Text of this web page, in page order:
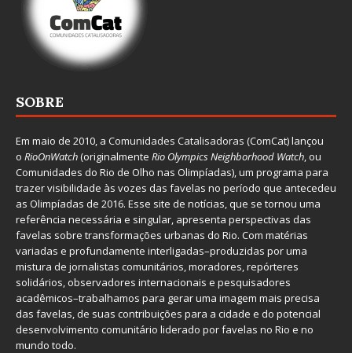
SOBRE
Em maio de 2010, a Comunidades Catalisadoras (ComCat) lançou
o RioOnWatch(originalmente Rio Olympics Neighborhood Watch, ou
Comunidades do Rio de Olho nas Olimpíadas), um programa para
trazer visibilidade às vozes das favelas no período que antecedeu
as Olimpíadas de 2016. Esse site de notícias, que se tornou uma
referência necessária e singular, apresenta perspectivas das
favelas sobre transformações urbanas do Rio. Com matérias
variadas e profundamente interligadas–produzidas por uma
mistura de jornalistas comunitários, moradores, repórteres
solidários, observadores internacionais e pesquisadores
acadêmicos–trabalhamos para gerar uma imagem mais precisa
das favelas, de suas contribuições para a cidade e do potencial
desenvolvimento comunitário liderado por favelas no Rio e no
mundo todo.